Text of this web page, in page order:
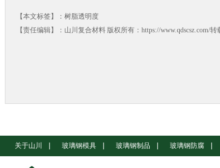
【本文标签】： 树脂透明度
【责任编辑】： 山川复合材料 版权所有：https://www.qdscsz.com/
关于山川 玻璃钢模具 玻璃钢制品 玻璃钢防腐